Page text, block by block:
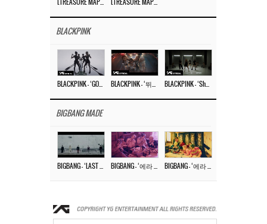
BLACKPINK
BIGBANG MADE